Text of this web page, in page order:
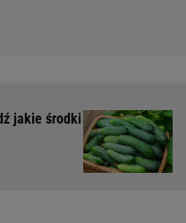
jakie środki